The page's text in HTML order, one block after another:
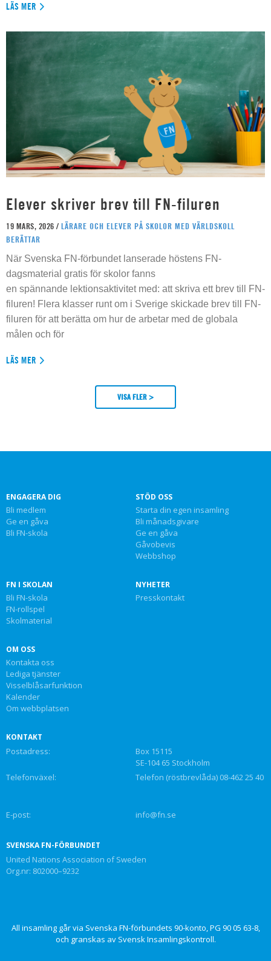
LÄS MER
Elever skriver brev till FN-filuren
19 MARS, 2026 / LÄRARE OCH ELEVER PÅ SKOLOR MED VÄRLDSKOLL
BERÄTTAR
När Svenska FN-förbundet lanserade höstens FN-
dagsmaterial gratis för skolor fanns
en spännande lektionsaktivitet med: att skriva ett brev till FN-
filuren! Flera klasser runt om i Sverige skickade brev till FN-
filuren för att berätta om hur de arbetar med de globala
målen och för
LÄS MER
VISA FLER >
ENGAGERA DIG
Bli medlem
Ge en gåva
Bli FN-skola
STÖD OSS
Starta din egen insamling
Bli månadsgivare
Ge en gåva
Gåvobevis
Webbshop
FN I SKOLAN
Bli FN-skola
FN-rollspel
Skolmaterial
NYHETER
Presskontakt
OM OSS
Kontakta oss
Lediga tjänster
Visselblåsarfunktion
Kalender
Om webbplatsen
KONTAKT
Postadress:
Box 15115
SE-104 65 Stockholm
Telefonväxel:
Telefon (röstbrevlåda) 08-462 25 40
E-post: info@fn.se
SVENSKA FN-FÖRBUNDET
United Nations Association of Sweden
Org.nr: 802000–9232
All insamling går via Svenska FN-förbundets 90-konto, PG 90 05 63-8,
och granskas av Svensk Insamlingskontroll.